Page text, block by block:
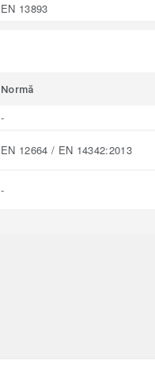
EN 13893
Normă
-
EN 12664 / EN 14342:2013
-